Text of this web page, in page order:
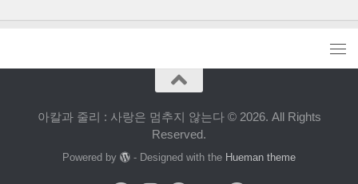
아칼과 줄리 : 사랑은 멈추지 않는다 © 2026. All Rights
Reserved.
Powered by - Designed with the Hueman theme